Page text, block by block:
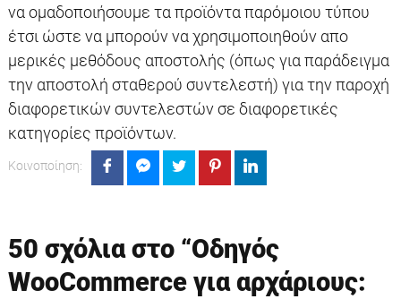
να ομαδοποιήσουμε τα προϊόντα παρόμοιου τύπου
έτσι ώστε να μπορούν να χρησιμοποιηθούν απο
μερικές μεθόδους αποστολής (όπως για παράδειγμα
την αποστολή σταθερού συντελεστή) για την παροχή
διαφορετικών συντελεστών σε διαφορετικές
κατηγορίες προϊόντων.
Κοινοποίηση:
50 σχόλια στο “Οδηγός
WooCommerce για αρχάριους: